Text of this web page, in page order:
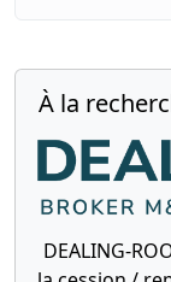
À la
DEALING-